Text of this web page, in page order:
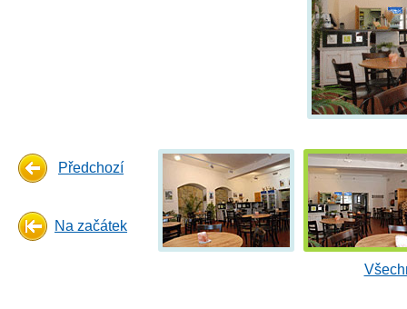
Předchozí
Na začátek